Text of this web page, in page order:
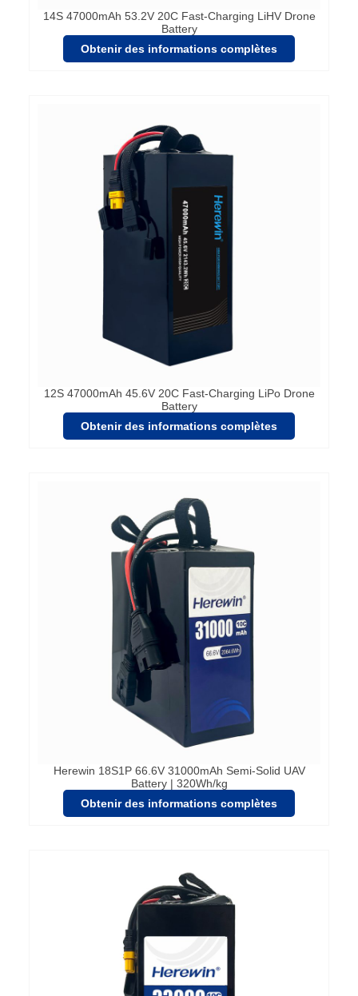
14S 47000mAh 53.2V 20C Fast-Charging LiHV Drone
Battery
Obtenir des informations complètes
12S 47000mAh 45.6V 20C Fast-Charging LiPo Drone
Battery
Obtenir des informations complètes
Herewin 18S1P 66.6V 31000mAh Semi-Solid UAV
Battery | 320Wh/kg
Obtenir des informations complètes